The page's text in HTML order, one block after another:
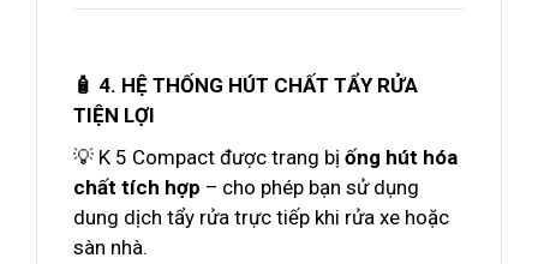
🧴 4. HỆ THỐNG HÚT CHẤT TẨY RỬA
TIỆN LỢI
💡 K 5 Compact được trang bị ống hút hóa
chất tích hợp – cho phép bạn sử dụng
dung dịch tẩy rửa trực tiếp khi rửa xe hoặc
sàn nhà.